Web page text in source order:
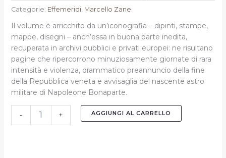
Categorie: Effemeridi, Marcello Zane
Il volume è arricchito da un’iconografia – dipinti, stampe,
mappe, disegni – anch’essa in buona parte inedita,
recuperata in archivi pubblici e privati europei: ne risultano
pagine che ripercorrono minuziosamente giornate di rara
intensità e violenza, drammatico preannuncio della fine
della Repubblica veneta e avvisaglia del nascente astro
militare di Napoleone Bonaparte.
- + AGGIUNGI AL CARRELLO